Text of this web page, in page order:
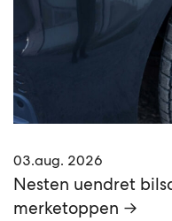
03.aug. 2026
Nesten uendret
merketoppen →